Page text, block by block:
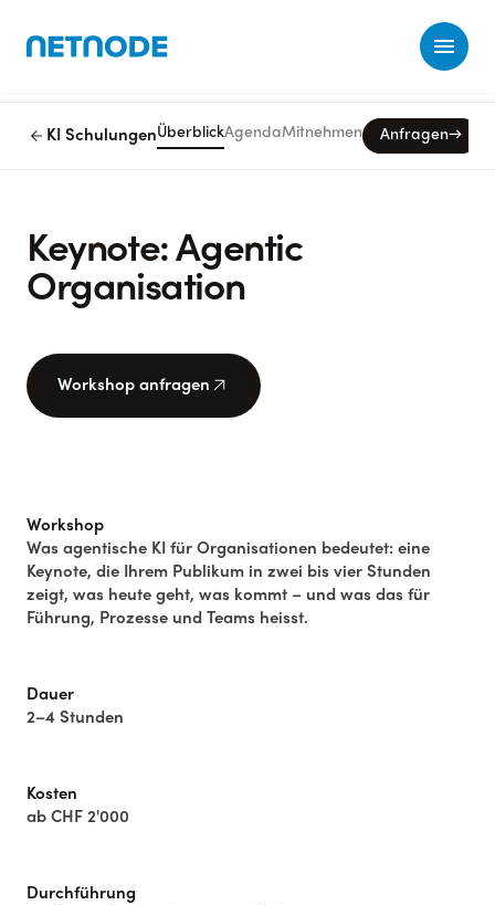
arrow_back KI SchulungenÜberblickAgendaMitnehmen Anfragen→
Keynote: Agentic
Organisation
Workshop anfragen arrow_outward
Workshop
Was agentische KI für Organisationen bedeutet: eine
Keynote, die Ihrem Publikum in zwei bis vier Stunden
zeigt, was heute geht, was kommt – und was das für
Führung, Prozesse und Teams heisst.
Dauer
2–4 Stunden
Kosten
ab CHF 2'000
Durchführung